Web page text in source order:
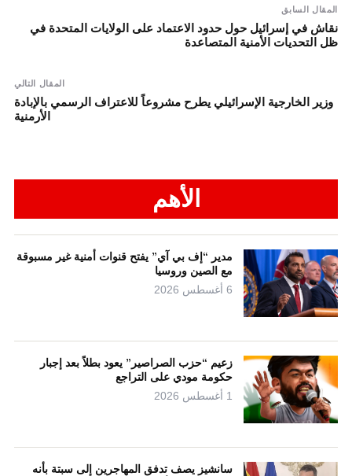
المقال السابق
نقاش في إسرائيل حول حدود الاعتماد على الولايات المتحدة في
ظل التحديات الأمنية المتصاعدة
المقال التالي
وزير الخارجية الإسرائيلي يطرح مشروعاً للاعتراف الرسمي بالإبادة
الأرمنية
الأهم
مدير “إف بي آي” يفتح قنوات أمنية غير مسبوقة
مع الصين وروسيا
6 أغسطس 2026
زعيم “حزب الصراصير” يعود بطلاً بعد إجبار
حكومة مودي على التراجع
1 أغسطس 2026
سانشيز يصف تدفق المهاجرين إلى سبتة بأنه